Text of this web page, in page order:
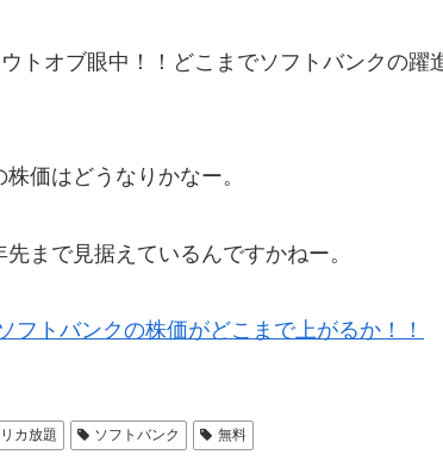
トオブ眼中！！どこまでソフトバンクの躍
価はどうなりかなー。
まで見据えているんですかねー。
フトバンクの株価がどこまで上がるか！！
カ放題 ソフトバンク 無料